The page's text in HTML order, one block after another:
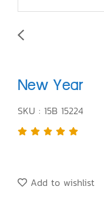
New Year
SKU : 15B 15224
Add to wishlist